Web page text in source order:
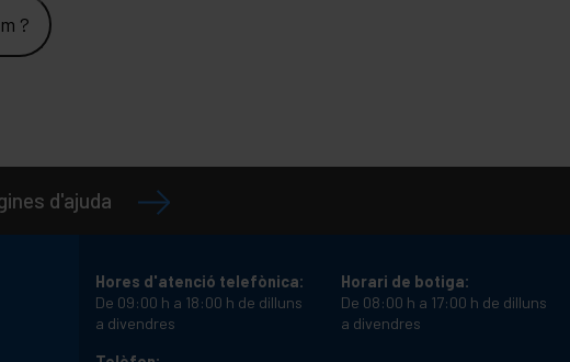
?
d'ajuda
Hores d'atenció telefònica:
De 09:00 h a 18:00 h de dilluns
a divendres
Horari de botiga:
De 08:00 h a 17:00 h de dilluns
a divendres